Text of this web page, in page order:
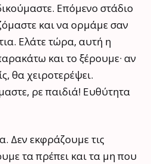
Επόμενο στάδιο
και να ορμάμε σαν
Ελάτε τώρα, αυτή η
και το ξέρουμε· αν
θα χειροτερέψει.
ρε παιδιά! Ευθύτητα
Δεν εκφράζουμε τις
τα πρέπει και τα μη που